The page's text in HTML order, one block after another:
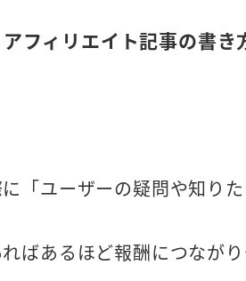
アフィリエイト記事の書
「ユーザーの疑問や知り
ばあるほど報酬につなが